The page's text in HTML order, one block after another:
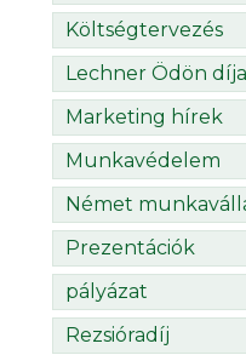
Költségtervezés
Lechner Ödön
Marketing hírek
Munkavédelem
Német
Prezentációk
pályázat
Rezsióradíj